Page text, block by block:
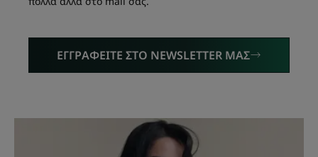
ΕΓΓΡΑΦΕΙΤΕ ΣΤΟ NEWSLETTER ΜΑΣ